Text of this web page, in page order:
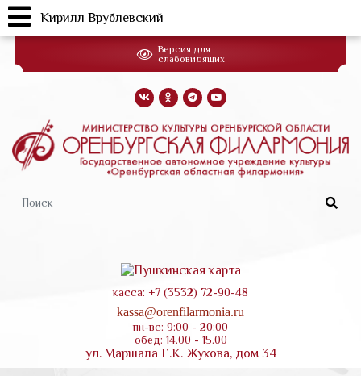
Перейти
основному
Форма
поиска
касса: +7 (3532) 72-90-48
kassa@orenfilarmonia.ru
пн-вс: 9:00 - 20:00
обед: 14.00 - 15.00
ул. Маршала Г.К. Жукова, дом 34
Версия для
слабовидящих
Кирилл Врублевский